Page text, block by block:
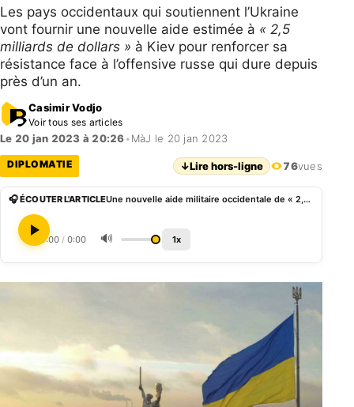
Les pays occidentaux qui soutiennent l’Ukraine
vont fournir une nouvelle aide estimée à « 2,5
milliards de dollars » à Kiev pour renforcer sa
résistance face à l’offensive russe qui dure depuis
près d’un an.
Casimir Vodjo
Voir tous ses articles
Le 20 jan 2023 à 20:26• MàJ le 20 jan 2023
DIPLOMATIE ↓Lire hors-ligne 76vues
🎧 ÉCOUTER L'ARTICLE Une nouvelle aide militaire occidentale de « 2,5 milliards de dollars » annoncée à l’Ukraine
0:00 / 0:00 🔊 1x